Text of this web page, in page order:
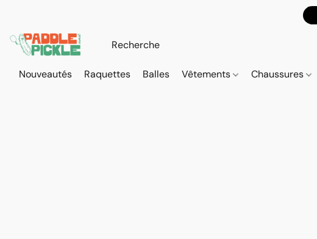
Nouveautés Raquettes Balles Vêtements Chaussures